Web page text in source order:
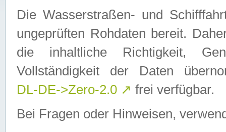
Die Wasserstraßen- und
ungeprüften Rohdaten bereit.
die inhaltliche Richtigkeit,
Vollständigkeit der Daten
DL-DE->Zero-2.0 ↗ frei verfügbar.
Bei Fragen oder Hinweisen,